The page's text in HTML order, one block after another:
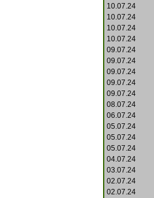
10.07.24
10.07.24
10.07.24
10.07.24
09.07.24
09.07.24
09.07.24
09.07.24
09.07.24
08.07.24
06.07.24
05.07.24
05.07.24
05.07.24
04.07.24
03.07.24
02.07.24
02.07.24